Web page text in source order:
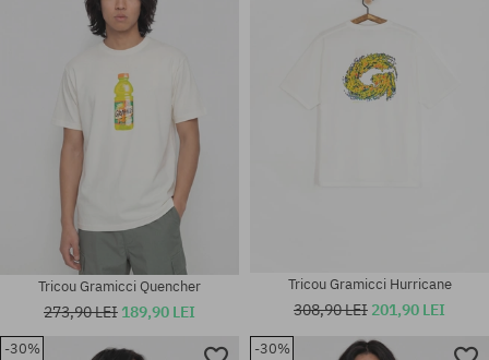
Tricou Gramicci Quencher
273,90 LEI 189,90 LEI
Tricou Gramicci Hurricane
308,90 LEI 201,90 LEI
-30% -30%